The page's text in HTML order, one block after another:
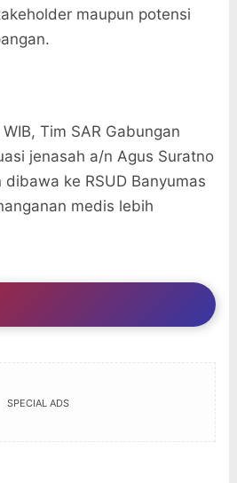
maupun potensi
Tim SAR Gabungan
jenasah a/n Agus Suratno
ke RSUD Banyumas
medis lebih
SPECIAL ADS